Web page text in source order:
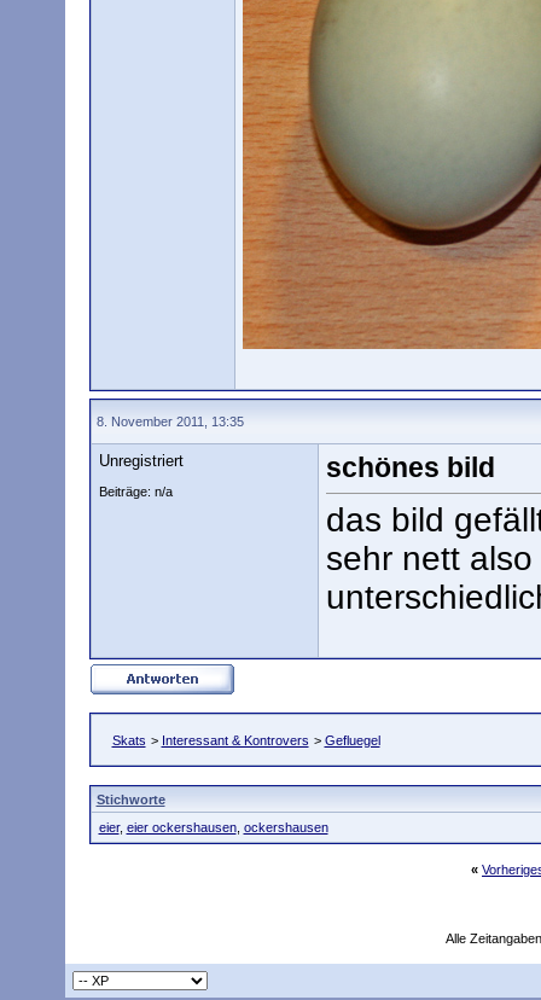
8. November 2011, 13:35
Unregistriert
Beiträge: n/a
schönes bild
das bild
sehr nett
Skats > Interessant & Kontrovers > Gefluegel
Stichworte
eier, eier ockershausen, ockershausen
«
Alle